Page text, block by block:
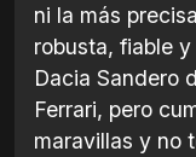
ni la más
robusta, fiable
Dacia Sandero
Ferrari, pero
maravillas y no